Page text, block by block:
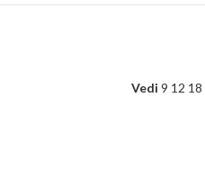
Vedi 9 12 18